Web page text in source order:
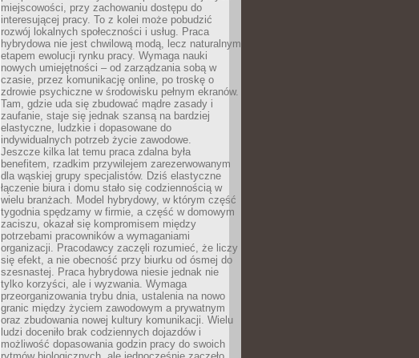
miejscowości, przy zachowaniu dostępu do
interesującej pracy. To z kolei może pobudzić
rozwój lokalnych społeczności i usług. Praca
hybrydowa nie jest chwilową modą, lecz naturalnym
etapem ewolucji rynku pracy. Wymaga nauki
nowych umiejętności – od zarządzania sobą w
czasie, przez komunikację online, po troskę o
zdrowie psychiczne w środowisku pełnym ekranów.
Tam, gdzie uda się zbudować mądre zasady i
zaufanie, staje się jednak szansą na bardziej
elastyczne, ludzkie i dopasowane do
indywidualnych potrzeb życie zawodowe.
Jeszcze kilka lat temu praca zdalna była
benefitem, rzadkim przywilejem zarezerwowanym
dla wąskiej grupy specjalistów. Dziś elastyczne
łączenie biura i domu stało się codziennością w
wielu branżach. Model hybrydowy, w którym część
tygodnia spędzamy w firmie, a część w domowym
zaciszu, okazał się kompromisem między
potrzebami pracowników a wymaganiami
organizacji. Pracodawcy zaczęli rozumieć, że liczy
się efekt, a nie obecność przy biurku od ósmej do
szesnastej. Praca hybrydowa niesie jednak nie
tylko korzyści, ale i wyzwania. Wymaga
przeorganizowania trybu dnia, ustalenia na nowo
granic między życiem zawodowym a prywatnym
oraz zbudowania nowej kultury komunikacji. Wielu
ludzi doceniło brak codziennych dojazdów i
możliwość dopasowania godzin pracy do swoich